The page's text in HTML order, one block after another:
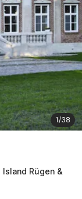
1/38
Rügen &